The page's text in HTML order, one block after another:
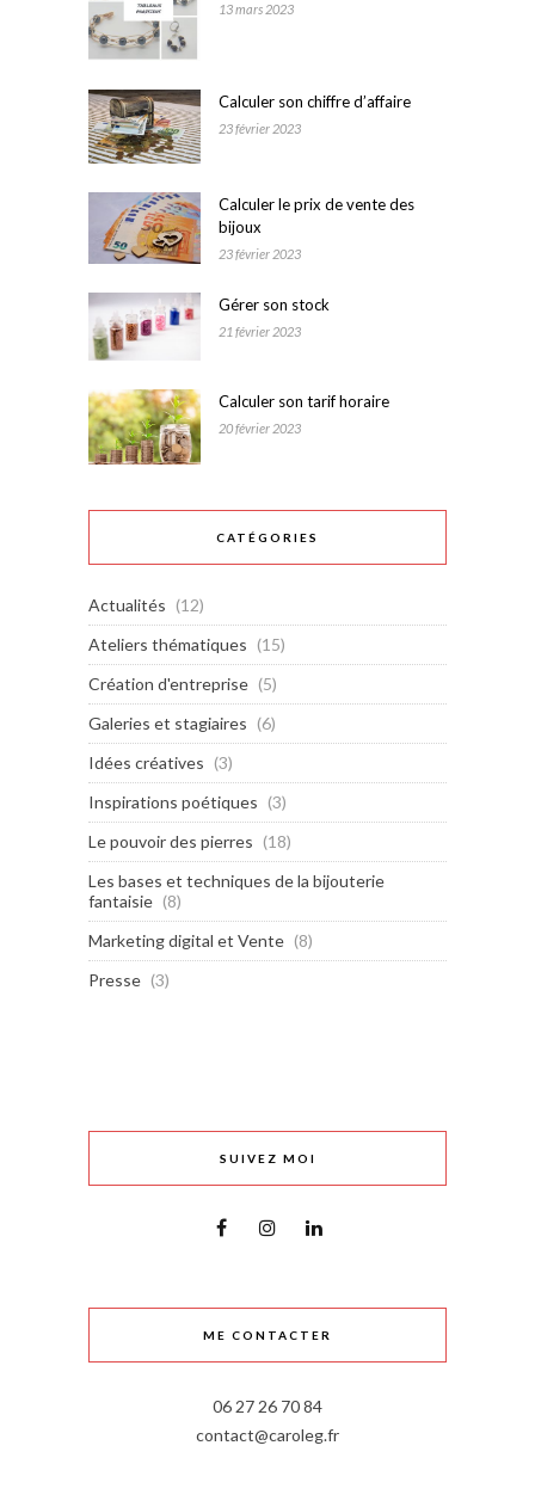
13 mars 2023
Calculer son chiffre d’affaire
23 février 2023
Calculer le prix de vente des
bijoux
23 février 2023
Gérer son stock
21 février 2023
Calculer son tarif horaire
20 février 2023
CATÉGORIES
Actualités (12)
Ateliers thématiques (15)
Création d'entreprise (5)
Galeries et stagiaires (6)
Idées créatives (3)
Inspirations poétiques (3)
Le pouvoir des pierres (18)
Les bases et techniques de la bijouterie
fantaisie (8)
Marketing digital et Vente (8)
Presse (3)
SUIVEZ MOI
ME CONTACTER
06 27 26 70 84
contact@caroleg.fr